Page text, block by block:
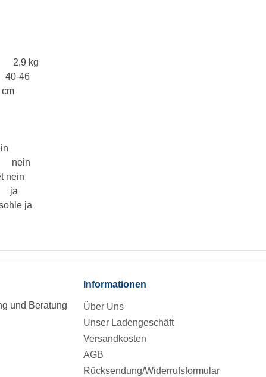
kg
46
nein
nein
ja
ja
und Beratung
Informationen
Über Uns
Unser Ladengeschäft
Versandkosten
AGB
Rücksendung/Widerrufsformular